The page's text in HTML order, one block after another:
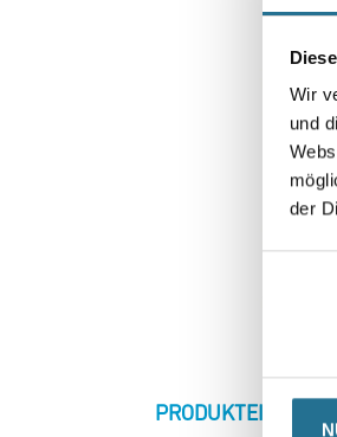
Wir
und
der
CURRENT